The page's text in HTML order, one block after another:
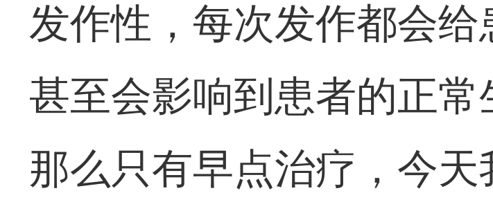
发作性，每次发作都会给
甚至会影响到患者的正
那么只有早点治疗，今